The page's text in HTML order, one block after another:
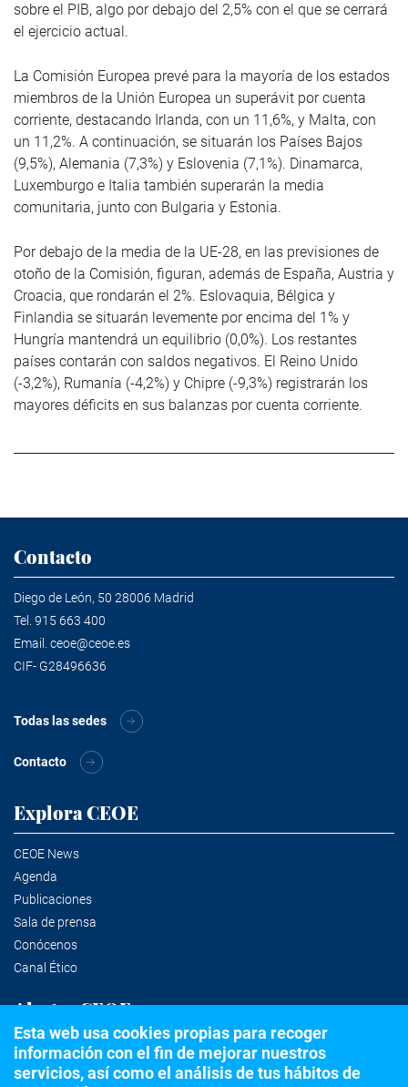
sobre el PIB, algo por debajo del 2,5% con el que se cerrará
el ejercicio actual.
La Comisión Europea prevé para la mayoría de los estados
miembros de la Unión Europea un superávit por cuenta
corriente, destacando Irlanda, con un 11,6%, y Malta, con
un 11,2%. A continuación, se situarán los Países Bajos
(9,5%), Alemania (7,3%) y Eslovenia (7,1%). Dinamarca,
Luxemburgo e Italia también superarán la media
comunitaria, junto con Bulgaria y Estonia.
Por debajo de la media de la UE-28, en las previsiones de
otoño de la Comisión, figuran, además de España, Austria y
Croacia, que rondarán el 2%. Eslovaquia, Bélgica y
Finlandia se situarán levemente por encima del 1% y
Hungría mantendrá un equilibrio (0,0%). Los restantes
países contarán con saldos negativos. El Reino Unido
(-3,2%), Rumanía (-4,2%) y Chipre (-9,3%) registrarán los
mayores déficits en sus balanzas por cuenta corriente.
Contacto
Diego de León, 50 28006 Madrid
Tel. 915 663 400
Email. ceoe@ceoe.es
CIF- G28496636
Todas las sedes
Contacto
Explora CEOE
CEOE News
Agenda
Publicaciones
Sala de prensa
Conócenos
Canal Ético
Alertas CEOE
Suscríbete a la newsletter
Esta web usa cookies propias para recoger
información con el fin de mejorar nuestros
servicios, así como el análisis de tus hábitos de